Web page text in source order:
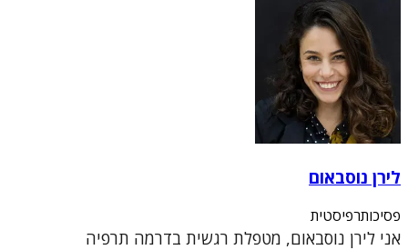
לירן נוסבאום
פסיכותרפיסטית
אני לירן נוסבאום, מטפלת רגשית בדרמה תרפיה